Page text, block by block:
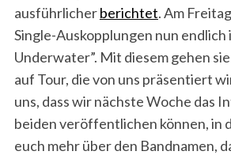
ausführlicherberichtet. Am
Single-Auskopplungen nun endlich
Underwater”. Mit diesem gehen
auf Tour, die von uns präsentiert
uns, dass wir nächste Woche das
beiden veröffentlichen können, in
euch mehr über den Bandnamen,